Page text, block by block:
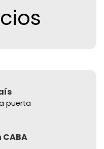
puerta
CABA